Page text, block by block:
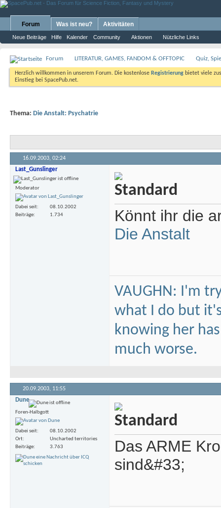
Forum
Neue Beiträge Hilfe Kalender Community Aktionen Nützliche Links
Was ist neu? Aktivitäten
Forum LITERATUR, GAMES, FANDOM & OFFTOPIC Quiz,
Herzlich willkommen in unserem Forum. Die kostenlose Registrierung bietet viele
Einstieg bei SpacePub.net.
Thema: Die Anstalt: Psychatrie
16.09.2003, 02:24
Last_Gunslinger
Moderator
Dabei seit
08.10.2002
Beiträge
1.734
Könnt ihr die
Die Anstalt
VAUGHN: I'm
what I do but
knowing her
much worse.
20.09.2003, 11:55
Dune
Foren-Halbgott
Dabei seit
08.10.2002
Ort
Uncharted territories
Beiträge
3.763
Das ARME
sind&#33;